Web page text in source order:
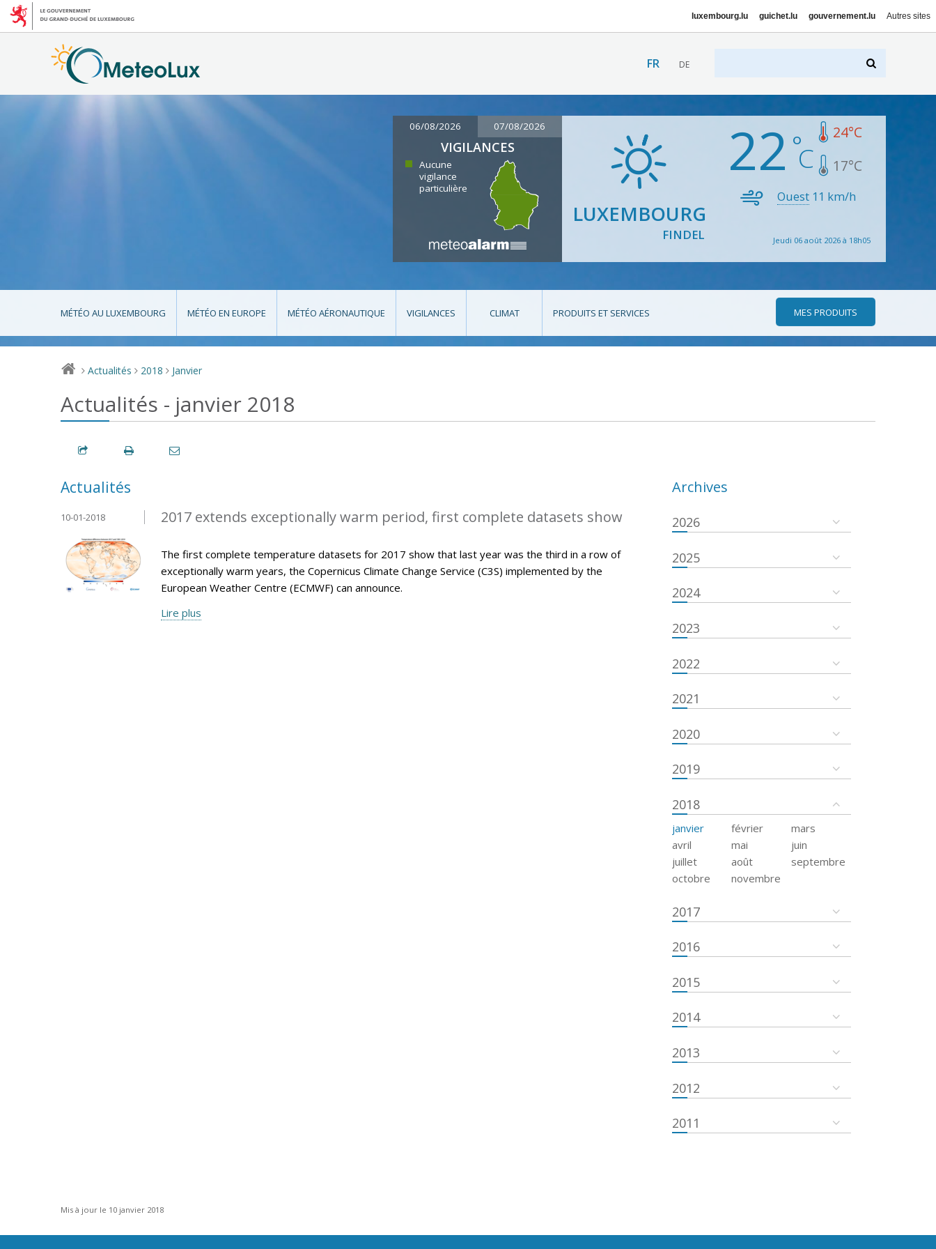
luxembourg.lu guichet.lu gouvernement.lu Autres sites
FR DE
06/08/2026 07/08/2026
VIGILANCES
Aucune
vigilance
particulière
LUXEMBOURG
FINDEL
22 24°C
17°C
Ouest 11 km/h
Jeudi 06 août 2026 à 18h05
MÉTÉO AU LUXEMBOURG MÉTÉO EN EUROPE MÉTÉO AÉRONAUTIQUE VIGILANCES CLIMAT PRODUITS ET SERVICES MES PRODUITS
> Actualités > 2018 > Janvier
Actualités - janvier 2018
Actualités
2017 extends exceptionally warm period, first complete datasets show
10-01-2018
The first complete temperature datasets for 2017 show that last year was the third in a row of
exceptionally warm years, the Copernicus Climate Change Service (C3S) implemented by the
European Weather Centre (ECMWF) can announce.
Lire plus
Archives
2026
2025
2024
2023
2022
2021
2020
2019
2018
janvier février
mars
avril
mai
juin
juillet
août
septembre
octobre
novembre
2017
2016
2015
2014
2013
2012
2011
Mis à jour le 10 janvier 2018